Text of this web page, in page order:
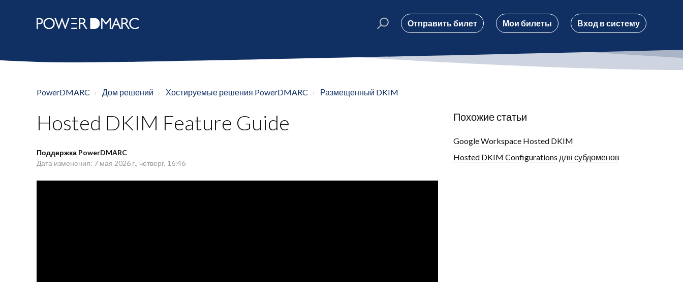
Отправить билет Мои билеты Вход в систему
PowerDMARC Дом решений Хостируемые решения PowerDMARC Размещенный DKIM
Hosted DKIM Feature Guide
Поддержка PowerDMARC
Дата изменения: 7 мая 2026 г., четверг, 16:46
Похожие статьи
Google Workspace Hosted DKIM
Hosted DKIM Configurations для субдоменов